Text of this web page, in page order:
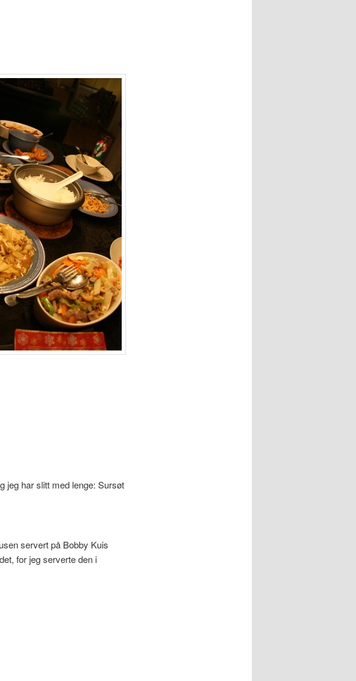
jeg har slitt med lenge: Sursøt
servert på Bobby Kuis
for jeg serverte den i